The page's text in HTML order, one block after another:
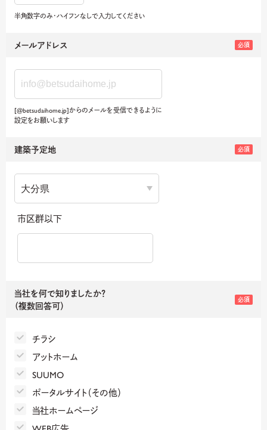
半角数字のみ・ハイフンなしで入力してください
メールアドレス 必須
[@betsudaihome.jp]からのメールを受信できるように
設定をお願いします
建築予定地 必須
市区群以下
当社を何で知りましたか？
（複数回答可）
必須
チラシ
アットホーム
SUUMO
ポータルサイト（その他）
当社ホームページ